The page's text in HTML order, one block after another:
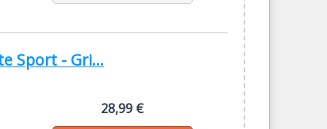
Sport - Gri...
28,99 €